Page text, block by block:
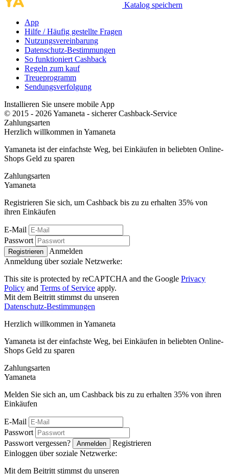
Katalog speichern
App
Hilfe / Häufig gestellte Fragen
Nutzungsvereinbarung
Datenschutz-Bestimmungen
So funktioniert Cashback
Regeln zum kauf
Treueprogramm
Sendungsverfolgung
Installieren Sie unsere mobile App
© 2015 - 2026 Yamaneta - sicherer Cashback-Service
Zahlungsarten
Herzlich willkommen in Yamaneta
Yamaneta ist der einfachste Weg, bei Einkäufen in beliebten Online-
Shops Geld zu sparen
Zahlungsarten
Yamaneta
Registrieren Sie sich, um Cashback bis zu zu erhalten 35% von
ihren Einkäufen
E-Mail
Passwort
Registrieren
Anmelden
Anmeldung über soziale Netzwerke:
This site is protected by reCAPTCHA and the Google Privacy
Policy and Terms of Service apply.
Mit dem Beitritt stimmst du unseren
Datenschutz-Bestimmungen
Herzlich willkommen in Yamaneta
Yamaneta ist der einfachste Weg, bei Einkäufen in beliebten Online-
Shops Geld zu sparen
Zahlungsarten
Yamaneta
Melden Sie sich an, um Cashback bis zu zu erhalten 35% von ihren
Einkäufen
E-Mail
Passwort
Passwort vergessen?
Anmelden
Registrieren
Einloggen über soziale Netzwerke:
Mit dem Beitritt stimmst du unseren